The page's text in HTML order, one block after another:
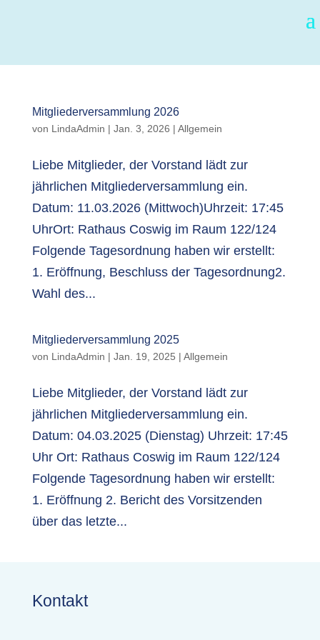
Mitgliederversammlung 2026
von LindaAdmin | Jan. 3, 2026 | Allgemein
Liebe Mitglieder, der Vorstand lädt zur
jährlichen Mitgliederversammlung ein.
Datum: 11.03.2026 (Mittwoch)Uhrzeit: 17:45
UhrOrt: Rathaus Coswig im Raum 122/124
Folgende Tagesordnung haben wir erstellt:
1. Eröffnung, Beschluss der Tagesordnung2.
Wahl des...
Mitgliederversammlung 2025
von LindaAdmin | Jan. 19, 2025 | Allgemein
Liebe Mitglieder, der Vorstand lädt zur
jährlichen Mitgliederversammlung ein.
Datum: 04.03.2025 (Dienstag) Uhrzeit: 17:45
Uhr Ort: Rathaus Coswig im Raum 122/124
Folgende Tagesordnung haben wir erstellt:
1. Eröffnung 2. Bericht des Vorsitzenden
über das letzte...
Kontakt